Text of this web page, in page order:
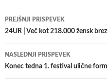
Krmarjenje
po
prispevkih
PREJŠNJI PRISPEVEK
24UR | Več kot 218.000 žensk
NASLEDNJI PRISPEVEK
Konec tedna 1. festival ulične